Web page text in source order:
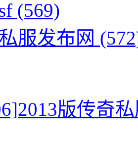
(569)
服发布网
2013版传奇